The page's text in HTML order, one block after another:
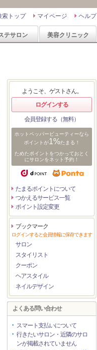
ヘルプ
マイページ
索トップ
テサロン 美容クリニック
ようこそ、ゲストさん。
ログインする
会員登録する（無料）
ホットペッパービューティーなら
ポイントが1%たまる！
ためたポイントをつかっておとく
にサロンをネット予約！
たまるポイントについて
つかえるサービス一覧
ポイント設定変更
ブックマーク
ログインすると会員情報に保存できます
サロン
スタイリスト
クーポン
ヘアスタイル
ネイルデザイン
よくある問い合わせ
スマート支払いについて
行きたいサロン・近隣のサロ
ンが掲載されていません